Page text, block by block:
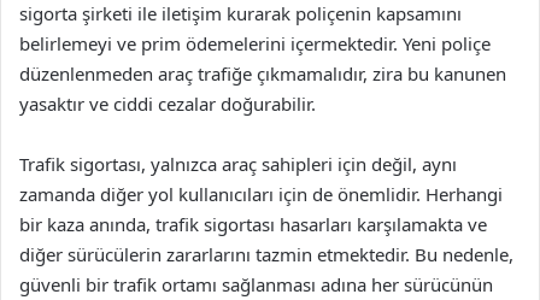
sigorta şirketi ile iletişim kurarak poliçenin kapsamını
belirlemeyi ve prim ödemelerini içermektedir. Yeni poliçe
düzenlenmeden araç trafiğe çıkmamalıdır, zira bu kanunen
yasaktır ve ciddi cezalar doğurabilir.
Trafik sigortası, yalnızca araç sahipleri için değil, aynı
zamanda diğer yol kullanıcıları için de önemlidir. Herhangi
bir kaza anında, trafik sigortası hasarları karşılamakta ve
diğer sürücülerin zararlarını tazmin etmektedir. Bu nedenle,
güvenli bir trafik ortamı sağlanması adına her sürücünün